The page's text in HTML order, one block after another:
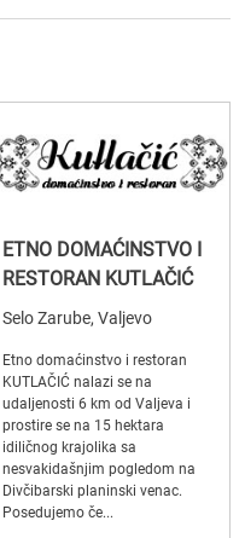
ETNO DOMAĆINSTVO I
RESTORAN KUTLAČIĆ
Selo Zarube, Valjevo
Etno domaćinstvo i restoran
KUTLAČIĆ nalazi se na
udaljenosti 6 km od Valjeva i
prostire se na 15 hektara
idiličnog krajolika sa
nesvakidašnjim pogledom na
Divčibarski planinski venac.
Posedujemo če...